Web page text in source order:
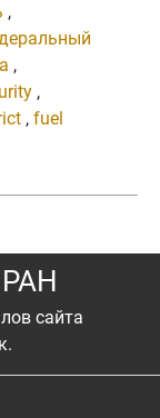
,
,
,
, fuel
сайта